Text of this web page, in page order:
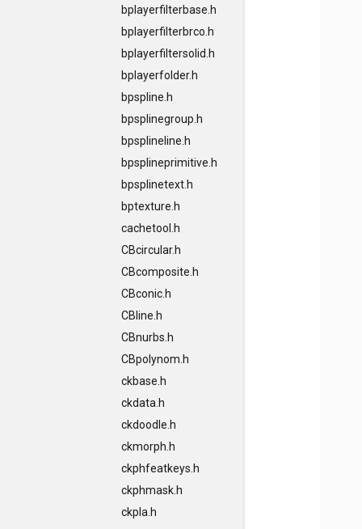
bplayerfilterbase.h
bplayerfilterbrco.h
bplayerfiltersolid.h
bplayerfolder.h
bpspline.h
bpsplinegroup.h
bpsplineline.h
bpsplineprimitive.h
bpsplinetext.h
bptexture.h
cachetool.h
CBcircular.h
CBcomposite.h
CBconic.h
CBline.h
CBnurbs.h
CBpolynom.h
ckbase.h
ckdata.h
ckdoodle.h
ckmorph.h
ckphfeatkeys.h
ckphmask.h
ckpla.h